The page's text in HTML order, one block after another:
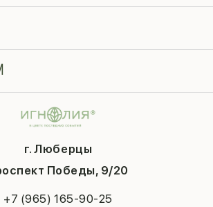
г. Люберцы
Победы, 9/20
+7 (965) 165-90-25